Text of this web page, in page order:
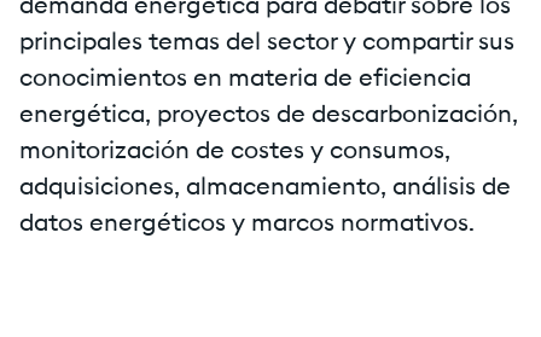
demanda energética para debatir sobre los
principales temas del sector y compartir sus
conocimientos en materia de eficiencia
energética, proyectos de descarbonización,
monitorización de costes y consumos,
adquisiciones, almacenamiento, análisis de
datos energéticos y marcos normativos.